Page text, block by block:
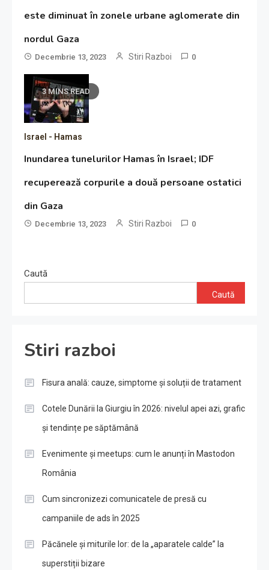
este diminuat în zonele urbane aglomerate din
nordul Gaza
Decembrie 13, 2023 Stiri Razboi 0
3 MINS READ
Israel - Hamas
Inundarea tunelurilor Hamas în Israel; IDF
recuperează corpurile a două persoane ostatici
din Gaza
Decembrie 13, 2023 Stiri Razboi 0
Caută
Caută
Stiri razboi
Fisura anală: cauze, simptome și soluții de tratament
Cotele Dunării la Giurgiu în 2026: nivelul apei azi, grafic
și tendințe pe săptămână
Evenimente și meetups: cum le anunți în Mastodon
România
Cum sincronizezi comunicatele de presă cu
campaniile de ads în 2025
Păcănele și miturile lor: de la „aparatele calde” la
superstiții bizare